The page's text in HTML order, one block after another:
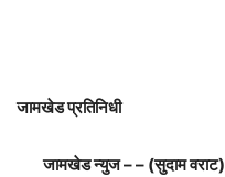
जामखेड प्रतिनिधी
जामखेड न्युज – – (सुदाम वराट)